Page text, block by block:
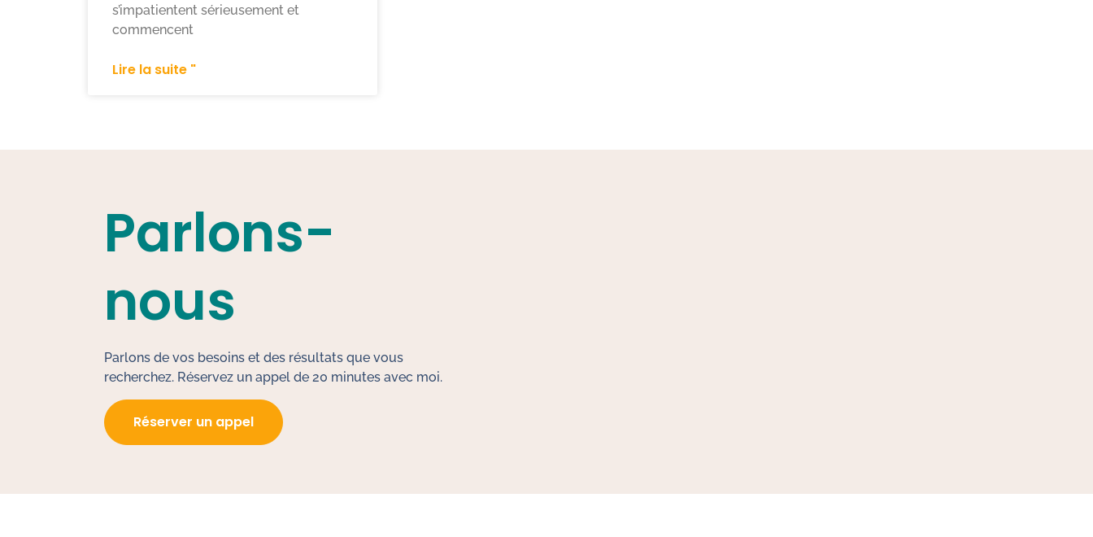
s’impatientent sérieusement et
commencent
Lire la suite "
Parlons-
nous
Parlons de vos besoins et des résultats que vous
recherchez. Réservez un appel de 20 minutes avec moi.
Réserver un appel